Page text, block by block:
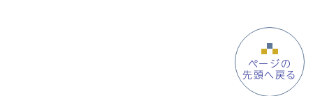
ページの
先頭へ戻る